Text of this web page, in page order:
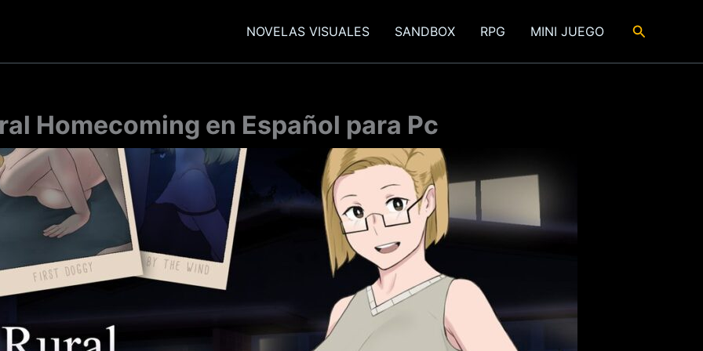
NOVELAS VISUALES SANDBOX RPG MINI JUEGO Buscar
Homecoming en Español para Pc